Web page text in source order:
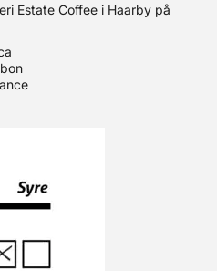
Estate Coffee i Haarby på